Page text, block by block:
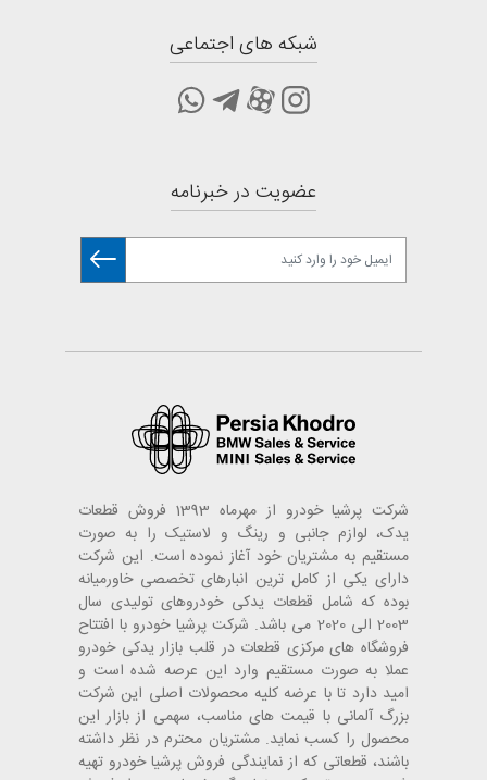
شبکه های اجتماعی
عضویت در خبرنامه
شرکت پرشیا خودرو از مهرماه 1393 فروش قطعات
یدک، لوازم جانبی و رینگ و لاستیک را به صورت
مستقیم به مشتریان خود آغاز نموده است. این شرکت
دارای یکی از کامل ترین انبارهای تخصصی خاورمیانه
بوده که شامل قطعات یدکی خودروهای تولیدی سال
2003 الی 2020 می باشد. شرکت پرشیا خودرو با افتتاح
فروشگاه های مرکزی قطعات در قلب بازار یدکی خودرو
عملا به صورت مستقیم وارد این عرصه شده است و
امید دارد تا با عرضه کلیه محصولات اصلی این شرکت
بزرگ آلمانی با قیمت های مناسب، سهمی از بازار این
محصول را کسب نماید. مشتریان محترم در نظر داشته
باشند، قطعاتی که از نمایندگی فروش پرشیا خودرو تهیه